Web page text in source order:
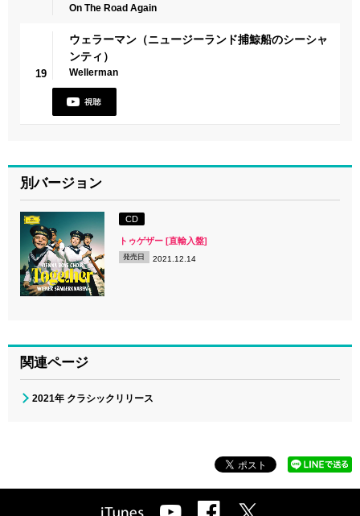
On The Road Again
19
ウェラーマン（ニュージーランド捕鯨船のシーシャ
ンティ）
Wellerman
別バージョン
CD
トゥゲザー [直輸入盤]
発売日 2021.12.14
関連ページ
2021年 クラシックリリース